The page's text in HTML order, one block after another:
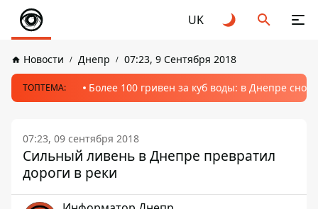
UK
Новости Днепр 07:23, 9 Сентября 2018
ТОПТЕМА: Более 100 гривен за куб воды: в Днепре
07:23, 09 сентября 2018
Сильный ливень в Днепре превратил
дороги в реки